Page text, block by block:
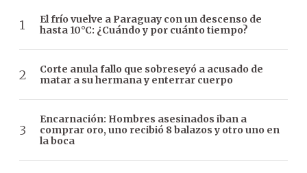
El frío vuelve a Paraguay con un descenso de
hasta 10°C: ¿Cuándo y por cuánto tiempo?
Corte anula fallo que sobreseyó a acusado de
matar a su hermana y enterrar cuerpo
Encarnación: Hombres asesinados iban a
comprar oro, uno recibió 8 balazos y otro uno en
la boca